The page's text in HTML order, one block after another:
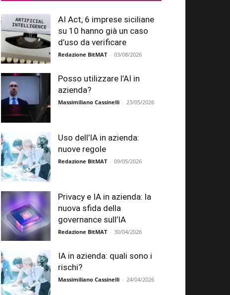
AI Act, 6 imprese siciliane
su 10 hanno già un caso
d’uso da verificare
Redazione BitMAT - 03/08/2026
Posso utilizzare l’AI in
azienda?
Massimiliano Cassinelli - 23/05/2026
Uso dell’IA in azienda:
nuove regole
Redazione BitMAT - 09/05/2026
Privacy e IA in azienda: la
nuova sfida della
governance sull’IA
Redazione BitMAT - 30/04/2026
IA in azienda: quali sono i
rischi?
Massimiliano Cassinelli - 24/04/2026